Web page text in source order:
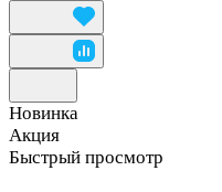
Новинка
Акция
Быстрый просмотр